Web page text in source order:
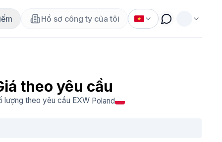
Hồ sơ công ty của tôi
theo yêu cầu
lượng theo yêu cầu EXW Poland